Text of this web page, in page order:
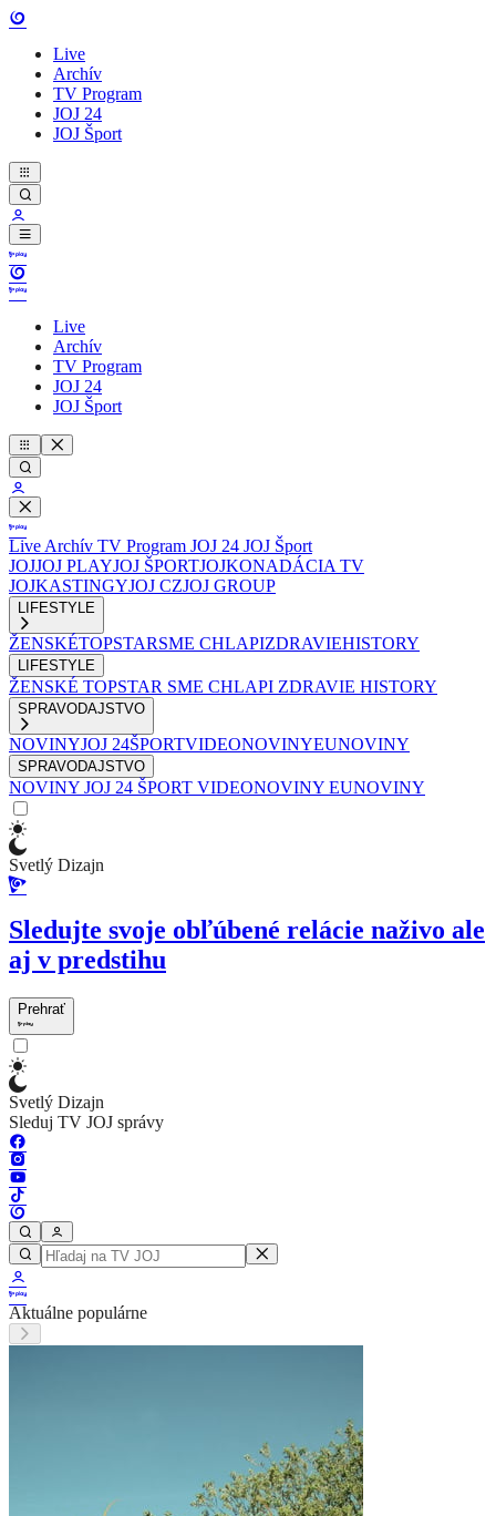
Live
Archív
TV Program
JOJ 24
JOJ Šport
Live
Archív
TV Program
JOJ 24
JOJ Šport
Live Archív TV Program JOJ 24 JOJ Šport
JOJJOJ PLAYJOJ ŠPORTJOJKONADÁCIA TV
JOJKASTINGYJOJ CZJOJ GROUP
LIFESTYLE
ŽENSKÉTOPSTARSME CHLAPIZDRAVIEHISTORY
LIFESTYLE
ŽENSKÉ TOPSTAR SME CHLAPI ZDRAVIE HISTORY
SPRAVODAJSTVO
NOVINYJOJ 24ŠPORTVIDEONOVINYEUNOVINY
SPRAVODAJSTVO
NOVINY JOJ 24 ŠPORT VIDEONOVINY EUNOVINY
Svetlý Dizajn
Sledujte svoje obľúbené relácie naživo ale
aj v predstihu
Prehrať
Svetlý Dizajn
Sleduj TV JOJ správy
Aktuálne populárne